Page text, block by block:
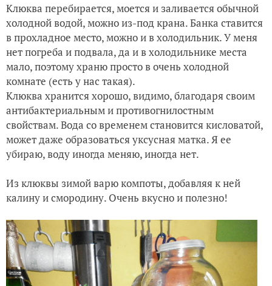
Клюква перебирается, моется и заливается обычной
холодной водой, можно из-под крана. Банка ставится
в прохладное место, можно и в холодильник. У меня
нет погреба и подвала, да и в холодильнике места
мало, поэтому храню просто в очень холодной
комнате (есть у нас такая).
Клюква хранится хорошо, видимо, благодаря своим
антибактериальным и противогнилостным
свойствам. Вода со временем становится кисловатой,
может даже образоваться уксусная матка. Я ее
убираю, воду иногда меняю, иногда нет.
Из клюквы зимой варю компоты, добавляя к ней
калину и смородину. Очень вкусно и полезно!